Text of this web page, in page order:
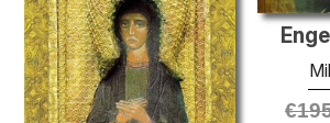
€